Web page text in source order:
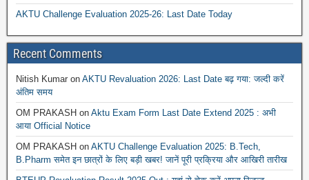
AKTU Challenge Evaluation 2025-26: Last Date Today
Recent Comments
Nitish Kumar on AKTU Revaluation 2026: Last Date बढ़ गया: जल्दी करें
अंतिम समय
OM PRAKASH on Aktu Exam Form Last Date Extend 2025 : अभी
आया Official Notice
OM PRAKASH on AKTU Challenge Evaluation 2025: B.Tech,
B.Pharm समेत इन छात्रों के लिए बड़ी खबर! जानें पूरी प्रक्रिया और आखिरी तारीख